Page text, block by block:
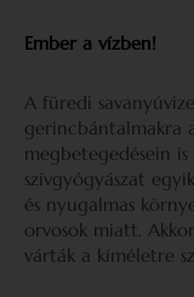
Ember a vízben!
A füredi
gerincbántalmakra
megbetegedésein
szívgyógyászat
és nyugalmas
orvosok miatt.
várták a kíméletre